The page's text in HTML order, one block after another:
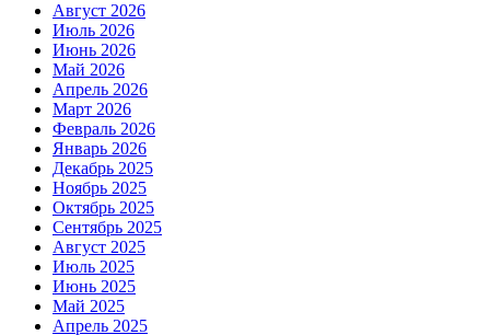
Август 2026
Июль 2026
Июнь 2026
Май 2026
Апрель 2026
Март 2026
Февраль 2026
Январь 2026
Декабрь 2025
Ноябрь 2025
Октябрь 2025
Сентябрь 2025
Август 2025
Июль 2025
Июнь 2025
Май 2025
Апрель 2025